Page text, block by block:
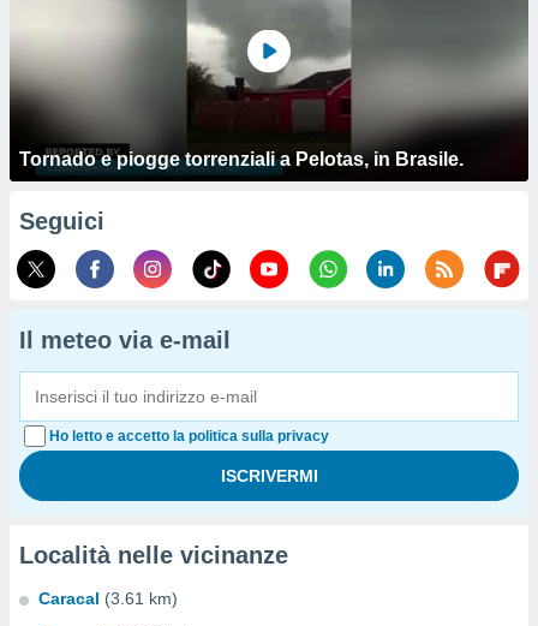
Tornado e piogge torrenziali a Pelotas, in Brasile.
Seguici
Il meteo via e-mail
Ho letto e accetto la politica sulla privacy
Località nelle vicinanze
Caracal (3.61 km)